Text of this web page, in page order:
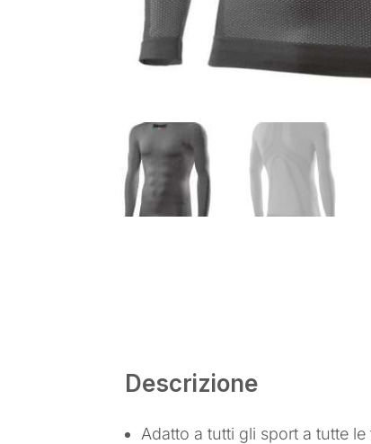
Descrizione
Adatto a tutti gli sport a tutte